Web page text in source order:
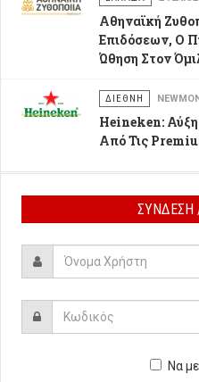
Αθηναϊκή
Επιδόσεων, Ο
Ώθηση Στον
ΔΙΕΘΝΗ
Heineken:
Από Τις
ΣΥΝΔΕΣΗ
Να